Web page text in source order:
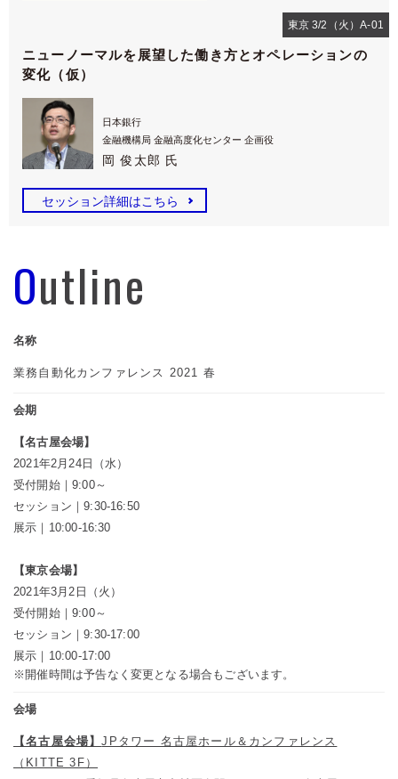
東京 3/2（火）A-01
ニューノーマルを展望した働き方とオペレーションの
変化（仮）
日本銀行
金融機構局 金融高度化センター 企画役
岡 俊太郎 氏
セッション詳細はこちら
Outline
名称
業務自動化カンファレンス 2021 春
会期
【名古屋会場】
2021年2月24日（水）
受付開始｜9:00～
セッション｜9:30-16:50
展示｜10:00-16:30
【東京会場】
2021年3月2日（火）
受付開始｜9:00～
セッション｜9:30-17:00
展示｜10:00-17:00
※開催時間は予告なく変更となる場合もございます。
会場
【名古屋会場】JPタワー 名古屋ホール＆カンファレンス
（KITTE 3F）